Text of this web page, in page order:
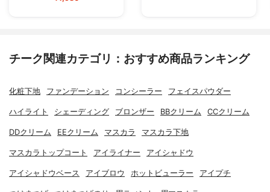
チーク関連カテゴリ：おすすめ商品ランキング
化粧下地 ファンデーション コンシーラー フェイスパウダー
ハイライト シェーディング ブロンザー BBクリーム CCクリーム
DDクリーム EEクリーム マスカラ マスカラ下地
マスカラトップコート アイライナー アイシャドウ
アイシャドウベース アイブロウ ホットビューラー アイプチ